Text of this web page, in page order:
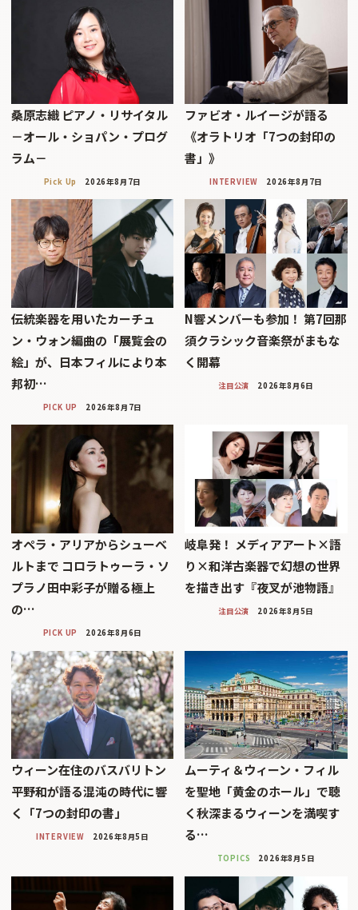
桑原志織 ピアノ・リサイタル
－オール・ショパン・プログ
ラム－
Pick Up 2026年8月7日
ファビオ・ルイージが語る
《オラトリオ「7つの封印の
書」》
INTERVIEW 2026年8月7日
伝統楽器を用いたカーチュ
ン・ウォン編曲の「展覧会の
絵」が、日本フィルにより本
邦初…
PICK UP 2026年8月7日
N響メンバーも参加！ 第7回那
須クラシック音楽祭がまもな
く開幕
注目公演 2026年8月6日
オペラ・アリアからシューベ
ルトまで コロラトゥーラ・ソ
プラノ田中彩子が贈る極上
の…
PICK UP 2026年8月6日
岐阜発！ メディアアート×語
り×和洋古楽器で幻想の世界
を描き出す『夜叉が池物語』
注目公演 2026年8月5日
ウィーン在住のバスバリトン
平野和が語る混沌の時代に響
く「7つの封印の書」
INTERVIEW 2026年8月5日
ムーティ＆ウィーン・フィル
を聖地「黄金のホール」で聴
く秋深まるウィーンを満喫す
る…
TOPICS 2026年8月5日